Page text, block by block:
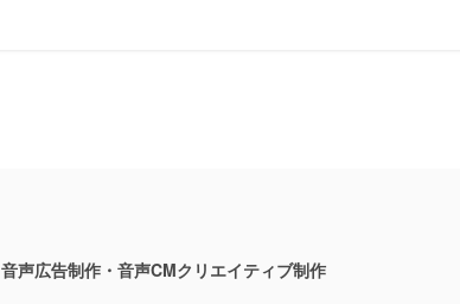
音声広告制作・音声CMクリエイティブ制作